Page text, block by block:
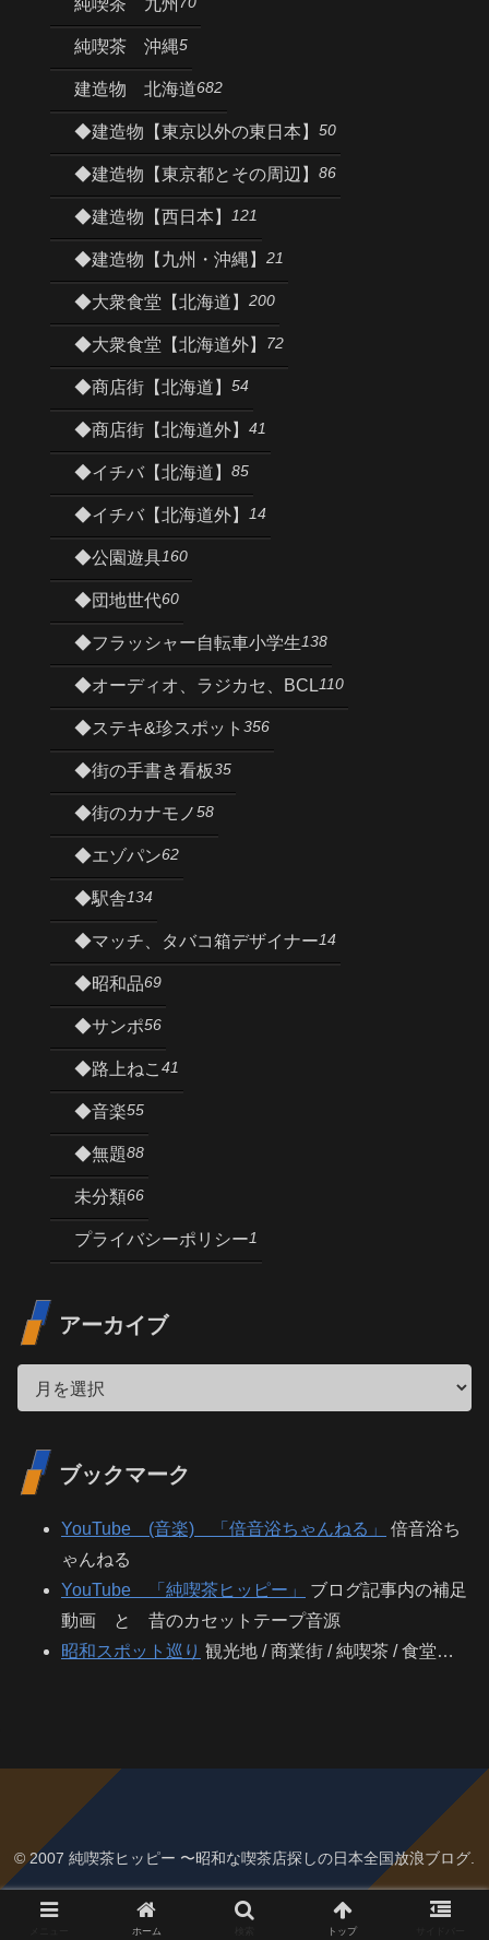
純喫茶 九州
純喫茶 沖縄5
建造物 北海道682
◆建造物【東京以外の東日本】 50
◆建造物【東京都とその周辺】 86
◆建造物【西日本】 121
◆建造物【九州・沖縄】 21
◆大衆食堂【北海道】 200
◆大衆食堂【北海道外】 72
◆商店街【北海道】 54
◆商店街【北海道外】 41
◆イチバ【北海道】 85
◆イチバ【北海道外】 14
◆公園遊具160
◆団地世代60
◆フラッシャー自転車小学生138
◆オーディオ、ラジカセ、BCL110
◆ステキ&珍スポット 356
◆街の手書き看板35
◆街のカナモノ58
◆エゾパン62
◆駅舎134
◆マッチ、タバコ箱デザイナー14
◆昭和品69
◆サンポ56
◆路上ねこ 41
◆音楽55
◆無題88
未分類66
プライバシーポリシー1
アーカイブ
ブックマーク
YouTube (音楽) 「倍音浴ちゃんねる」
倍音浴ち
ゃんねる
YouTube 「純喫茶ヒッピー」
ブログ記事内の補足
動画 と 昔のカセットテープ音源
昭和スポット巡り 観光地 / 商業街 / 純喫茶 / 食堂…
© 2007 純喫茶ヒッピー 〜昭和な喫茶店探しの日本全国放浪ブログ.
ホーム トップ